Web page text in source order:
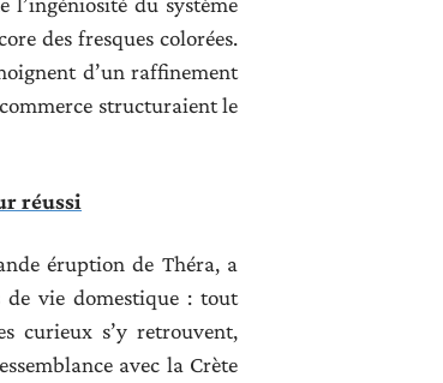
des fresques colorées.
d’un raffinement
structuraient le
réussi
éruption de Théra, a
de vie domestique : tout
curieux s’y retrouvent,
avec la Crète